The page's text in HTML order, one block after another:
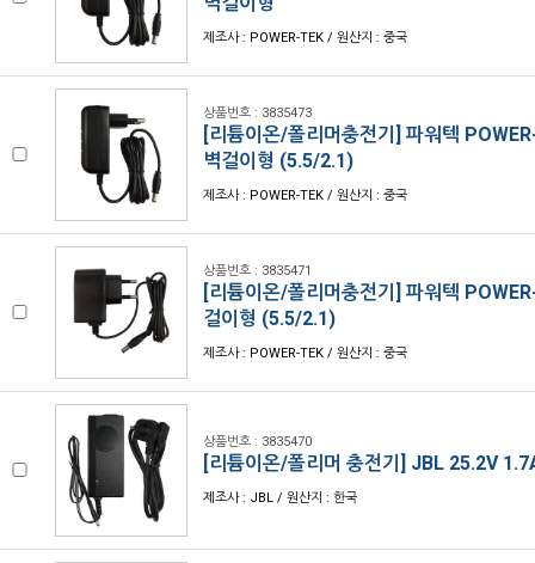
제조사 : POWER-TEK / 원산지 : 중국
상품번호 : 3835473
[리튬이온/폴리머충전기] 파워텍
벽걸이형 (5.5/2.1)
제조사 : POWER-TEK / 원산지 : 중국
상품번호 : 3835471
[리튬이온/폴리머충전기] 파워텍
걸이형 (5.5/2.1)
제조사 : POWER-TEK / 원산지 : 중국
상품번호 : 3835470
[리튬이온/폴리머 충전기] JBL 25.2V
제조사 : JBL / 원산지 : 한국